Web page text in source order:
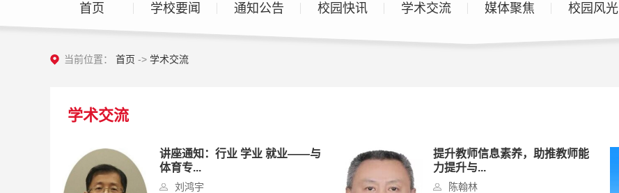
首页 学校要闻 通知公告 校园快讯 学术交流 媒体聚焦 校园风光
当前位置： 首页 -> 学术交流
学术交流
讲座通知：行业 学业 就业——与
体育专...
刘鸿宇
提升教师信息素养，助推教师能
力提升与...
陈翰林